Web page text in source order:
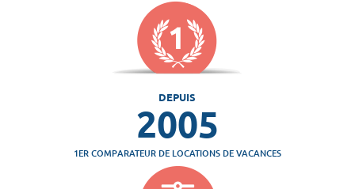
DEPUIS
2005
1ER COMPARATEUR DE LOCATIONS DE VACANCES